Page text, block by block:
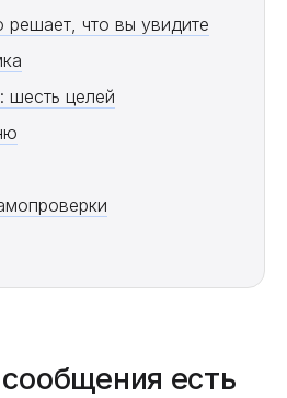
решает, что вы увидите
шесть целей
есть